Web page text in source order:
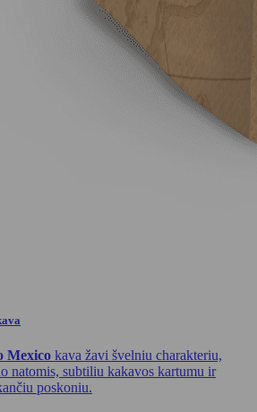
Mexico kava žavi švelniu charakteriu,
natomis, subtiliu kakavos kartumu ir
poskoniu.